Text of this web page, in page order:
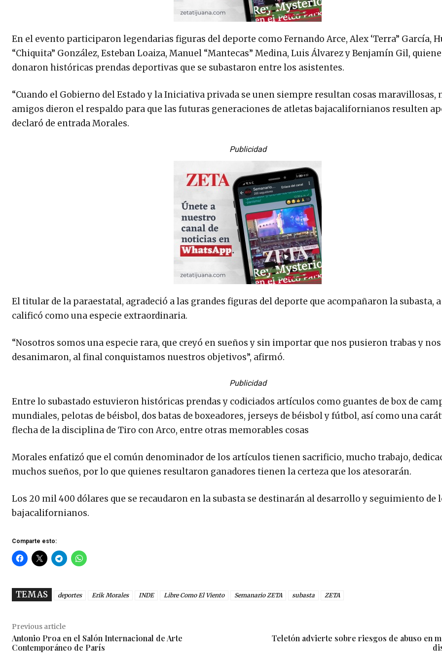
En el evento participaron legendarias figuras del deporte como Fernando Arce, Alex ‘Terra” García,
“Chiquita” González, Esteban Loaiza, Manuel “Mantecas” Medina, Luis Álvarez y Benjamín Gil,
donaron históricas prendas deportivas que se subastaron entre los asistentes.
“Cuando el Gobierno del Estado y la Iniciativa privada se unen siempre resultan cosas maravillosas,
amigos dieron el respaldo para que las futuras generaciones de atletas bajacalifornianos resulten
declaró de entrada Morales.
Publicidad
El titular de la paraestatal, agradeció a las grandes figuras del deporte que acompañaron la subasta,
calificó como una especie extraordinaria.
“Nosotros somos una especie rara, que creyó en sueños y sin importar que nos pusieron trabas y nos
desanimaron, al final conquistamos nuestros objetivos”, afirmó.
Publicidad
Entre lo subastado estuvieron históricas prendas y codiciados artículos como guantes de box de
mundiales, pelotas de béisbol, dos batas de boxeadores, jerseys de béisbol y fútbol, así como una
flecha de la disciplina de Tiro con Arco, entre otras memorables cosas
Morales enfatizó que el común denominador de los artículos tienen sacrificio, mucho trabajo,
muchos sueños, por lo que quienes resultaron ganadores tienen la certeza que los atesorarán.
Los 20 mil 400 dólares que se recaudaron en la subasta se destinarán al desarrollo y seguimiento de
bajacalifornianos.
Comparte esto:
TEMAS deportes Erik Morales INDE Libre Como El Viento Semanario ZETA subasta ZETA
Previous article
Antonio Proa en el Salón Internacional de Arte
Contemporáneo de París
Teletón advierte sobre riesgos de abuso en